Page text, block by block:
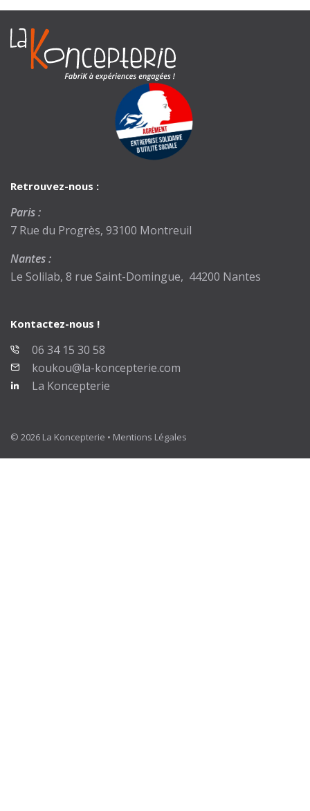
Retrouvez-nous :
Paris :
7 Rue du Progrès, 93100 Montreuil
Nantes :
Le Solilab, 8 rue Saint-Domingue, 44200 Nantes
Kontactez-nous !
06 34 15 30 58
koukou@la-koncepterie.com
La Koncepterie
© 2026 La Koncepterie • Mentions Légales